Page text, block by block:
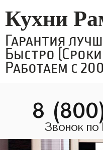
Кухни
Гарантия
Быстро
Работаем с
8
Звонок по